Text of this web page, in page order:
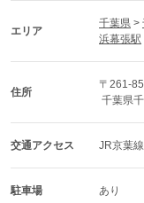
エリア
千葉県 >
浜幕張駅
住所
〒261-
千葉県
交通アクセス JR京葉
駐車場 あり